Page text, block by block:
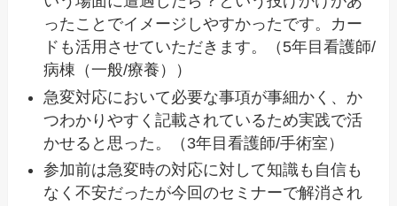
ったことでイメージしやすかったです。カー
ドも活用させていただきます。（5年目看護師/
病棟（一般/療養））
急変対応において必要な事項が事細かく、か
つわかりやすく記載されているため実践で活
かせると思った。（3年目看護師/手術室）
参加前は急変時の対応に対して知識も自信も
なく不安だったが今回のセミナーで解消され